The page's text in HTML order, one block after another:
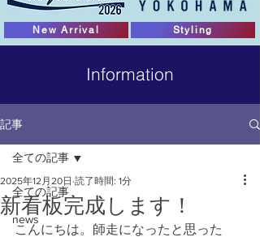
New Arrival Styling
Information
記事
全ての記事
news
全ての記事
新看板完成します！
2025年12月20日 読了時間: 1分
こんにちは。師走になったと思った